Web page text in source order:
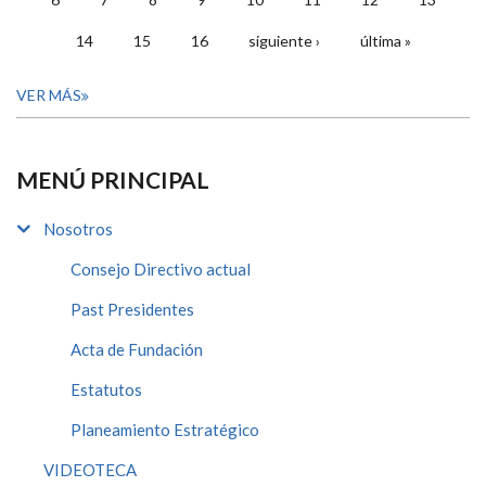
14 15 16 siguiente › última »
VER MÁS
MENÚ PRINCIPAL
Nosotros
Consejo Directivo actual
Past Presidentes
Acta de Fundación
Estatutos
Planeamiento Estratégico
VIDEOTECA